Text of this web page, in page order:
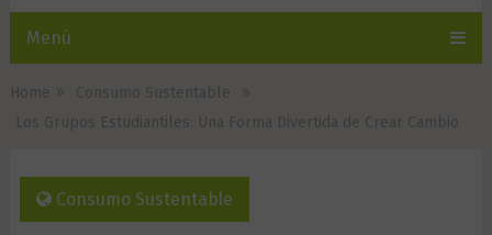
Menú
Consumo Sustentable